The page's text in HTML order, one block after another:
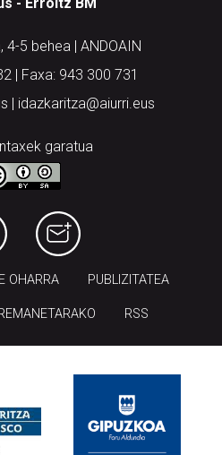
4-5 behea | ANDOAIN
| Faxa: 943 300 731
| idazkaritza@aiurri.eus
garatua
OHARRA PUBLIZITATEA
RSS